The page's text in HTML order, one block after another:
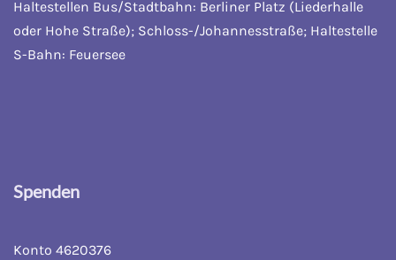
Haltestellen Bus/Stadtbahn: Berliner Platz (Liederhalle
oder Hohe Straße); Schloss-/Johannesstraße; Haltestelle
S-Bahn: Feuersee
Spenden
Konto 4620376